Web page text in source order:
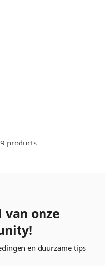
products
van onze
en duurzame tips